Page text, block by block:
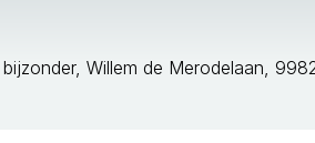
Willem de Merodelaan,